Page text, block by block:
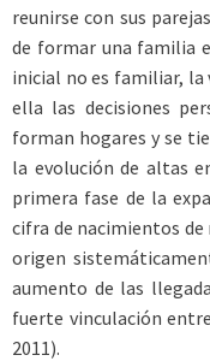
reunirse con sus
de formar una familia
inicial no es familiar, la
ella las decisiones
forman hogares y se
la evolución de altas
primera fase de la
cifra de nacimientos
origen
aumento de las
fuerte vinculación
2011).